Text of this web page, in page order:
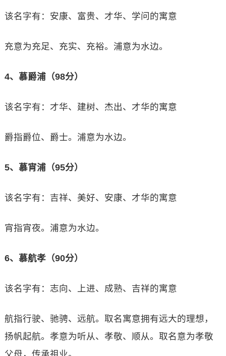
该名字有：安康、富贵、才华、学问的寓意
充意为充足、充实、充裕。浦意为水边。
4、慕爵浦（98分）
该名字有：才华、建树、杰出、才华的寓意
爵指爵位、爵士。浦意为水边。
5、慕宵浦（95分）
该名字有：吉祥、美好、安康、才华的寓意
宵指宵夜。浦意为水边。
6、慕航孝（90分）
该名字有：志向、上进、成熟、吉祥的寓意
航指行驶、驰骋、远航。取名寓意拥有远大的理想，
扬帆起航。孝意为听从、孝敬、顺从。取名意为孝敬